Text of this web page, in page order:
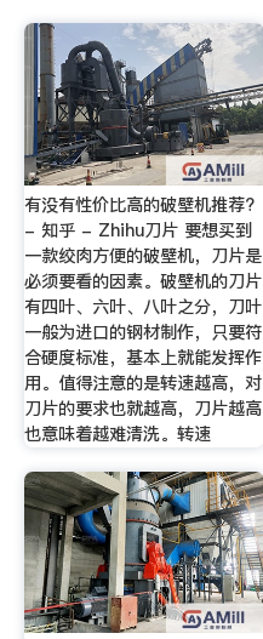
有没有性价比高的破壁机推荐?
- 知乎 - Zhihu刀片 要想买到
一款绞肉方便的破壁机，刀片是
必须要看的因素。破壁机的刀片
有四叶、六叶、八叶之分，刀叶
一般为进口的钢材制作，只要符
合硬度标准，基本上就能发挥作
用。值得注意的是转速越高，对
刀片的要求也就越高，刀片越高
也意味着越难清洗。转速